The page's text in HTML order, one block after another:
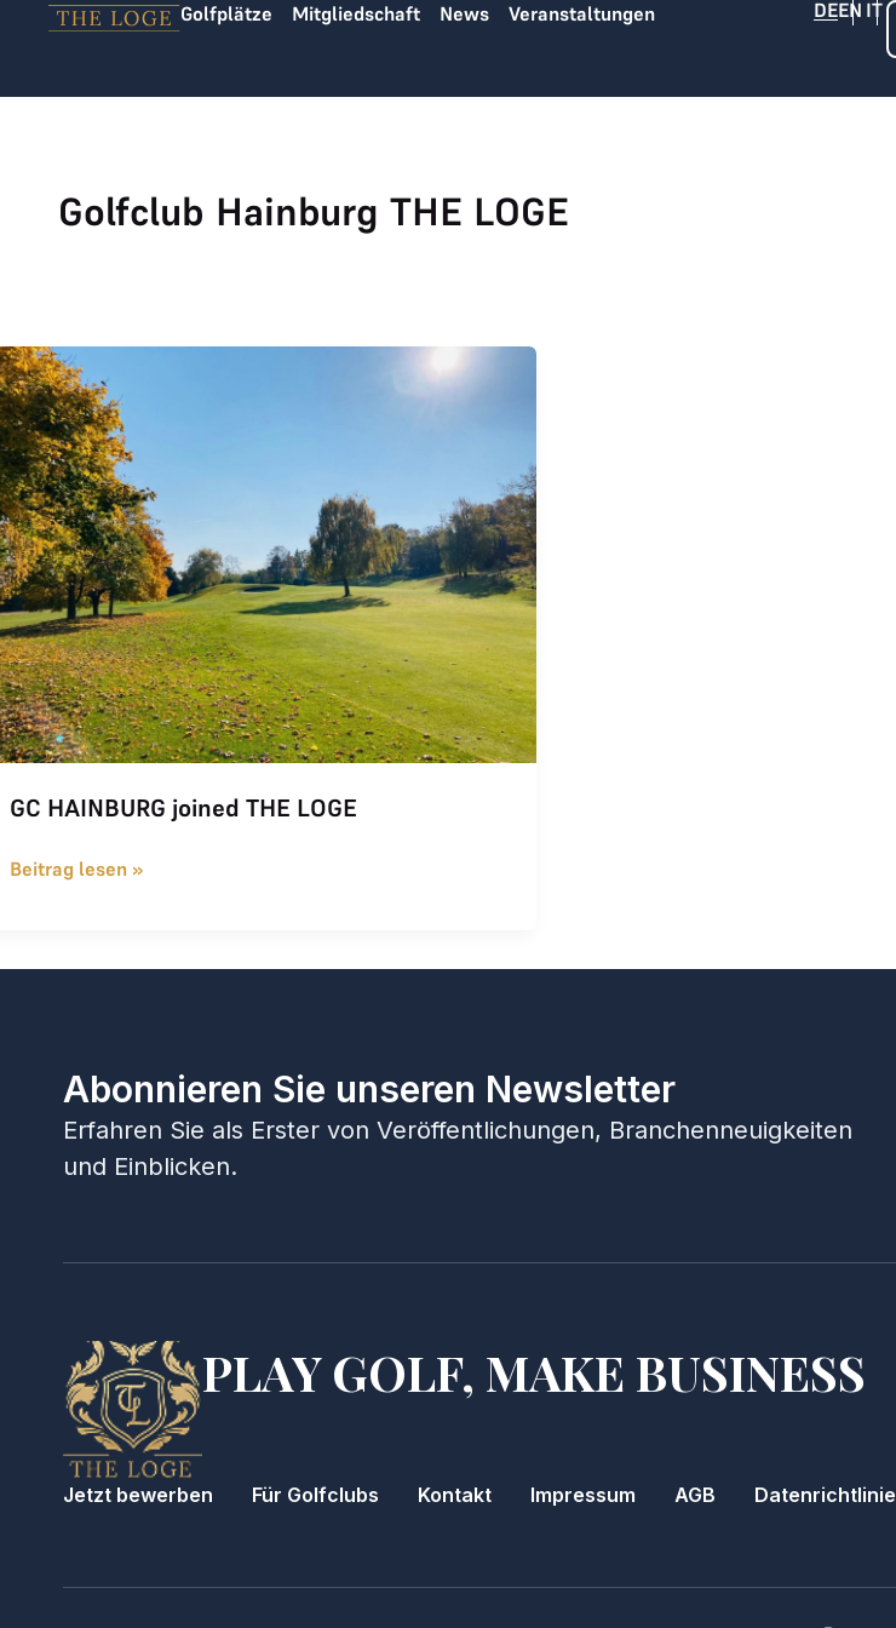
Zum Inhalt springen Golfplätze Mitgliedschaft News Veranstaltungen
Golfclub Hainburg THE LOGE
GC HAINBURG joined THE LOGE
GC HAINBURG joined THE LOGE
Beitrag lesen »
Abonnieren Sie unseren Newsletter
Erfahren Sie als Erster von Veröffentlichungen, Branchenneuigkeiten
und Einblicken.
PLAY GOLF, MAKE BUSINESS
Jetzt bewerben Für Golfclubs Kontakt Impressum AGB Datenrichtlinie